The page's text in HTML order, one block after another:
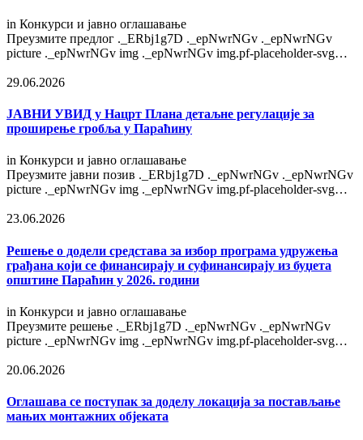
in Конкурси и јавно оглашавање
Преузмите предлог ._ERbj1g7D ._epNwrNGv ._epNwrNGv
picture ._epNwrNGv img ._epNwrNGv img.pf-placeholder-svg…
29.06.2026
ЈАВНИ УВИД у Нацрт Плана детаљне регулације за
проширење гробља у Параћину
in Конкурси и јавно оглашавање
Преузмите јавни позив ._ERbj1g7D ._epNwrNGv ._epNwrNGv
picture ._epNwrNGv img ._epNwrNGv img.pf-placeholder-svg…
23.06.2026
Решење o додели средстава за избор програма удружења
грађана који се финансирају и суфинансирају из буџета
општине Параћин у 2026. години
in Конкурси и јавно оглашавање
Преузмите решење ._ERbj1g7D ._epNwrNGv ._epNwrNGv
picture ._epNwrNGv img ._epNwrNGv img.pf-placeholder-svg…
20.06.2026
Оглашава се поступак за доделу локација за постављање
мањих монтажних објеката